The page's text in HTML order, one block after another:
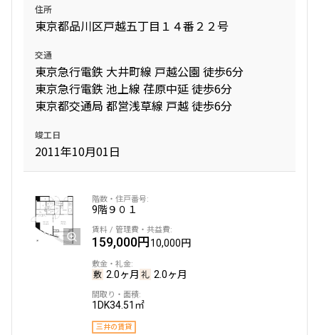
管理費/共益費含む
礼金なし
敷金なし
礼金１ヶ月以下
フリーレント付き
間取り
1R〜1K
2LDK
専有面積
〜
住所
東京都品川区戸越五丁目１４番２２号
交通
東京急行電鉄 大井町線 戸越公園 徒歩6分
東京急行電鉄 池上線 荏原中延 徒歩6分
東京都交通局 都営浅草線 戸越 徒歩6分
竣工日
2011年10月01日
9階９０１
159,000円10,000円
2.0ヶ月 2.0ヶ月
1DK34.51㎡
三井の賃貸